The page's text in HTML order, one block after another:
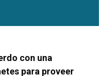
con una
para proveer